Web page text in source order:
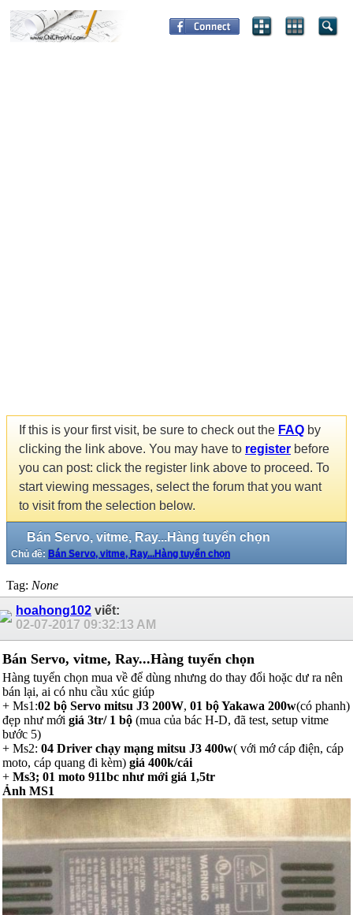
If this is your first visit, be sure to check out the FAQ by
clicking the link above. You may have to register before
you can post: click the register link above to proceed. To
start viewing messages, select the forum that you want
to visit from the selection below.
Bán Servo, vitme, Ray...Hàng tuyển chọn
Chủ đề: Bán Servo, vitme, Ray...Hàng tuyển chọn
Tag: None
hoahong102 viết:
02-07-2017 09:32:13 AM
Bán Servo, vitme, Ray...Hàng tuyển chọn
Hàng tuyển chọn mua về để dùng nhưng do thay đổi hoặc dư ra nên
bán lại, ai có nhu cầu xúc giúp
+ Ms1:02 bộ Servo mitsu J3 200W, 01 bộ Yakawa 200w(có phanh)
đẹp như mới giá 3tr/ 1 bộ (mua của bác H-D, đã test, setup vitme
bước 5)
+ Ms2: 04 Driver chạy mạng mitsu J3 400w( với mớ cáp điện, cáp
moto, cáp quang đi kèm) giá 400k/cái
+ Ms3; 01 moto 911bc như mới giá 1,5tr
Ảnh MS1